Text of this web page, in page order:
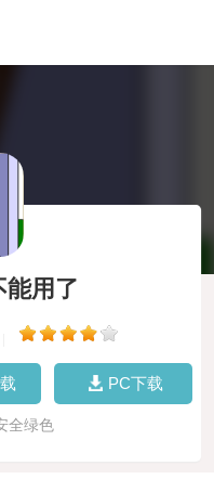
能用了
PC下载
全绿色